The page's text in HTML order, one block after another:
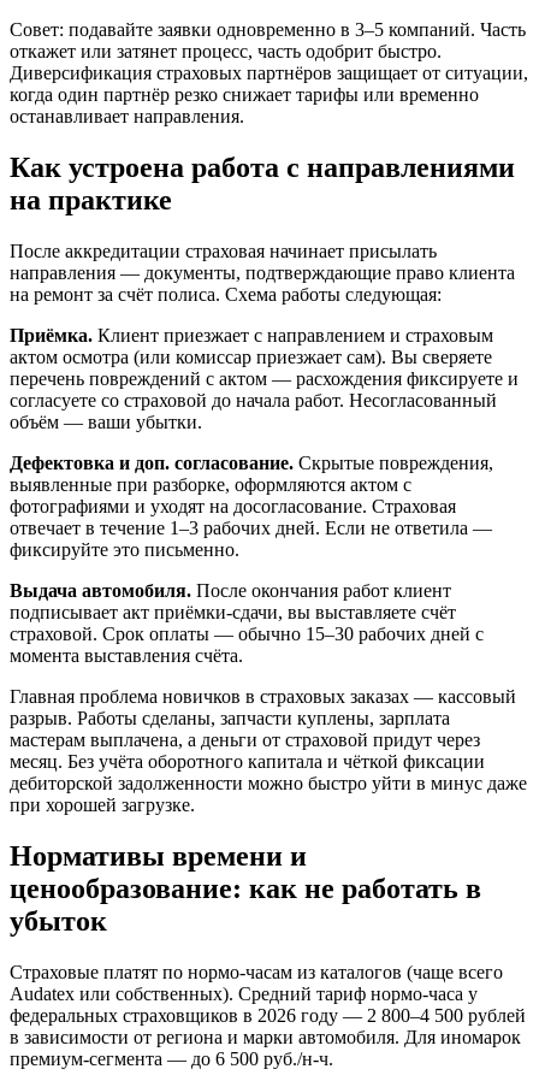
Совет: подавайте заявки одновременно в 3–5 компаний. Часть
откажет или затянет процесс, часть одобрит быстро.
Диверсификация страховых партнёров защищает от ситуации,
когда один партнёр резко снижает тарифы или временно
останавливает направления.
Как устроена работа с направлениями
на практике
После аккредитации страховая начинает присылать
направления — документы, подтверждающие право клиента
на ремонт за счёт полиса. Схема работы следующая:
Приёмка. Клиент приезжает с направлением и страховым
актом осмотра (или комиссар приезжает сам). Вы сверяете
перечень повреждений с актом — расхождения фиксируете и
согласуете со страховой до начала работ. Несогласованный
объём — ваши убытки.
Дефектовка и доп. согласование. Скрытые повреждения,
выявленные при разборке, оформляются актом с
фотографиями и уходят на досогласование. Страховая
отвечает в течение 1–3 рабочих дней. Если не ответила —
фиксируйте это письменно.
Выдача автомобиля. После окончания работ клиент
подписывает акт приёмки-сдачи, вы выставляете счёт
страховой. Срок оплаты — обычно 15–30 рабочих дней с
момента выставления счёта.
Главная проблема новичков в страховых заказах — кассовый
разрыв. Работы сделаны, запчасти куплены, зарплата
мастерам выплачена, а деньги от страховой придут через
месяц. Без учёта оборотного капитала и чёткой фиксации
дебиторской задолженности можно быстро уйти в минус даже
при хорошей загрузке.
Нормативы времени и
ценообразование: как не работать в
убыток
Страховые платят по нормо-часам из каталогов (чаще всего
Audatex или собственных). Средний тариф нормо-часа у
федеральных страховщиков в 2026 году — 2 800–4 500 рублей
в зависимости от региона и марки автомобиля. Для иномарок
премиум-сегмента — до 6 500 руб./н-ч.